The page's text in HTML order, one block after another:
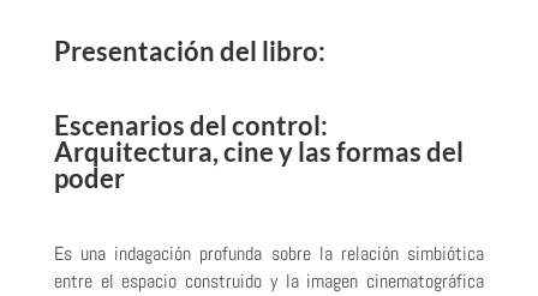
Presentación del libro:
Escenarios del control:
Arquitectura, cine y las formas del
poder
Es una indagación profunda sobre la relación simbiótica
entre el espacio construido y la imagen cinematográfica